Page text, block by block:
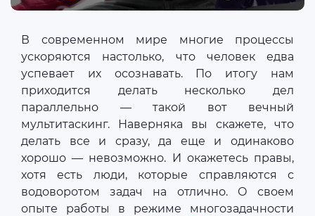
В современном мире многие процессы
ускоряются настолько, что человек едва
успевает их осознавать. По итогу нам
приходится делать несколько дел
параллельно — такой вот вечный
мультитаскинг. Наверняка вы скажете, что
делать все и сразу, да еще и одинаково
хорошо — невозможно. И окажетесь правы,
хотя есть люди, которые справляются с
водоворотом задач на отлично. О своем
опыте работы в режиме многозадачности